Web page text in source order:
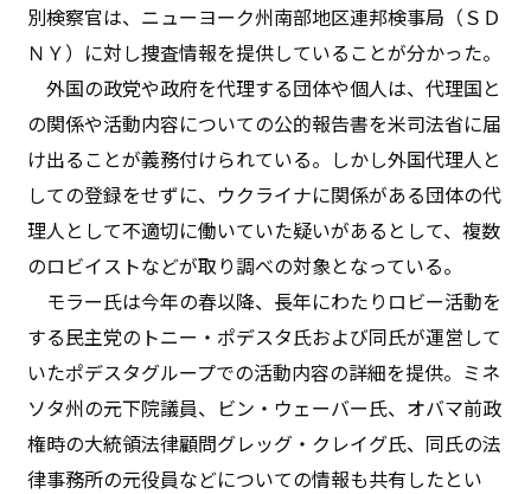
別検察官は、ニューヨーク州南部地区連邦検事局（ＳＤ
ＮＹ）に対し捜査情報を提供していることが分かった。
外国の政党や政府を代理する団体や個人は、代理国と
の関係や活動内容についての公的報告書を米司法省に届
け出ることが義務付けられている。しかし外国代理人と
しての登録をせずに、ウクライナに関係がある団体の代
理人として不適切に働いていた疑いがあるとして、複数
のロビイストなどが取り調べの対象となっている。
モラー氏は今年の春以降、長年にわたりロビー活動を
する民主党のトニー・ポデスタ氏および同氏が運営して
いたポデスタグループでの活動内容の詳細を提供。ミネ
ソタ州の元下院議員、ビン・ウェーバー氏、オバマ前政
権時の大統領法律顧問グレッグ・クレイグ氏、同氏の法
律事務所の元役員などについての情報も共有したとい